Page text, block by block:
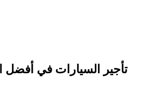
تأجير السيارات في أفضل